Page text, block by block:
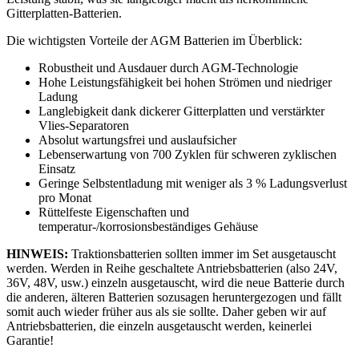
Gitterplatten-Batterien.
Die wichtigsten Vorteile der AGM Batterien im Überblick:
Robustheit und Ausdauer durch AGM-Technologie
Hohe Leistungsfähigkeit bei hohen Strömen und niedriger
Ladung
Langlebigkeit dank dickerer Gitterplatten und verstärkter
Vlies-Separatoren
Absolut wartungsfrei und auslaufsicher
Lebenserwartung von 700 Zyklen für schweren zyklischen
Einsatz
Geringe Selbstentladung mit weniger als 3 % Ladungsverlust
pro Monat
Rüttelfeste Eigenschaften und
temperatur-/korrosionsbeständiges Gehäuse
HINWEIS: Traktionsbatterien sollten immer im Set ausgetauscht
werden. Werden in Reihe geschaltete Antriebsbatterien (also 24V,
36V, 48V, usw.) einzeln ausgetauscht, wird die neue Batterie durch
die anderen, älteren Batterien sozusagen heruntergezogen und fällt
somit auch wieder früher aus als sie sollte. Daher geben wir auf
Antriebsbatterien, die einzeln ausgetauscht werden, keinerlei
Garantie!